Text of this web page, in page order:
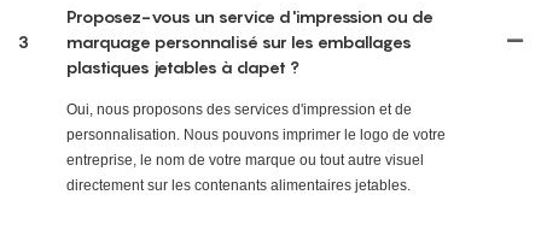
3
Proposez-vous un service d'impression ou de
marquage personnalisé sur les emballages
plastiques jetables à clapet ?
Oui, nous proposons des services d'impression et de
personnalisation. Nous pouvons imprimer le logo de votre
entreprise, le nom de votre marque ou tout autre visuel
directement sur les contenants alimentaires jetables.